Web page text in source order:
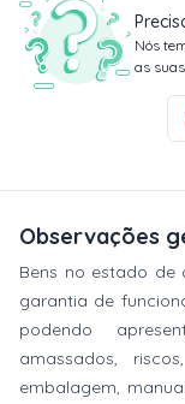
Nós
as
Observações
Bens no estado de
garantia de
podendo
amassados,
embalagem,